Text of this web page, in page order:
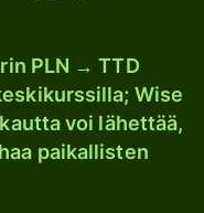
PLN → TTD
Wise
voi lähettää,
paikallisten